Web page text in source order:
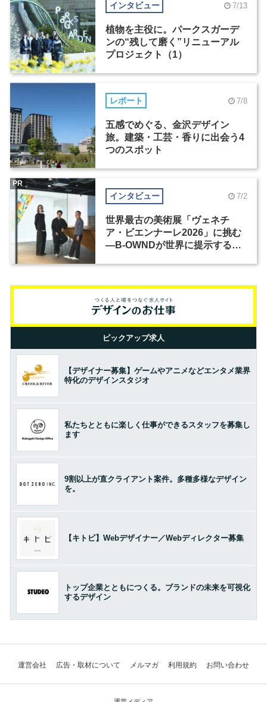
インタビュー 7/13
植物を主役に。パークスガーデ
ンの“残して磨く”リニューアル
プロジェクト（1）
レポート 7/8
五感でめぐる、金沢デザイン
旅。建築・工芸・香りに出会う4
つのスポット
インタビュー 7/2
世界最古の美術展「ヴェネチ
ア・ビエンナーレ2026」に挑む
―B-OWNDが世界に提示する美
PR
ピックアップ求人
【デザイナー募集】ゲームやアニメなどエンタメ業界
特化のデザインスタジオ
私たちとともに楽しく仕事ができるスタッフを募集し
ます
9割以上が直クライアント案件。多種多様なデザイン
を。
【キトビ】Webデザイナー／Webディレクター募集
トップ企業とともにつくる。ブランドの未来を可視化
するデザイン
運営会社 広告・取材について メルマガ 利用規約 お問い合わせ